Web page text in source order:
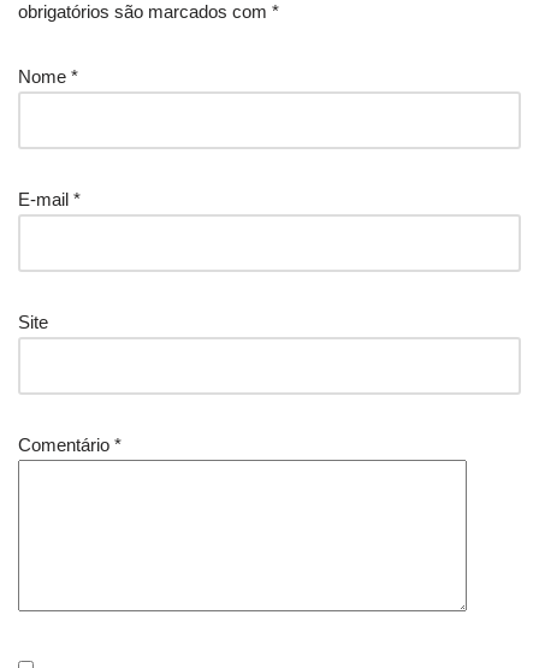
obrigatórios são marcados com *
Nome *
E-mail *
Site
Comentário *